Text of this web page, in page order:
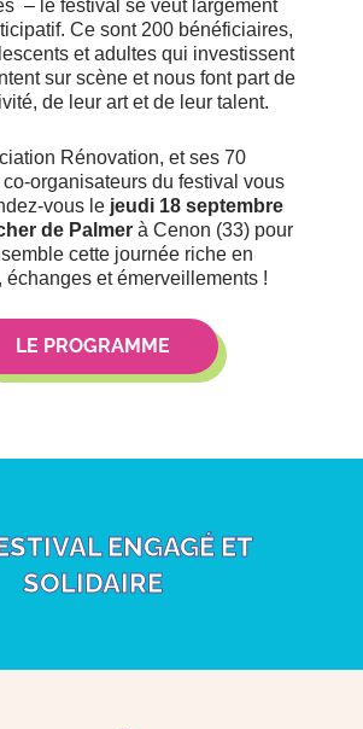
– le festival se veut largement
Ce sont 200 bénéficiaires,
et adultes qui investissent
sur scène et nous font part de
de leur art et de leur talent.
Rénovation, et ses 70
organisateurs du festival vous
vous le jeudi 18 septembre
de Palmerà Cenon (33) pour
cette journée riche en
échanges et émerveillements !
LE PROGRAMME
ENGAGÉ ET
SOLIDAIRE